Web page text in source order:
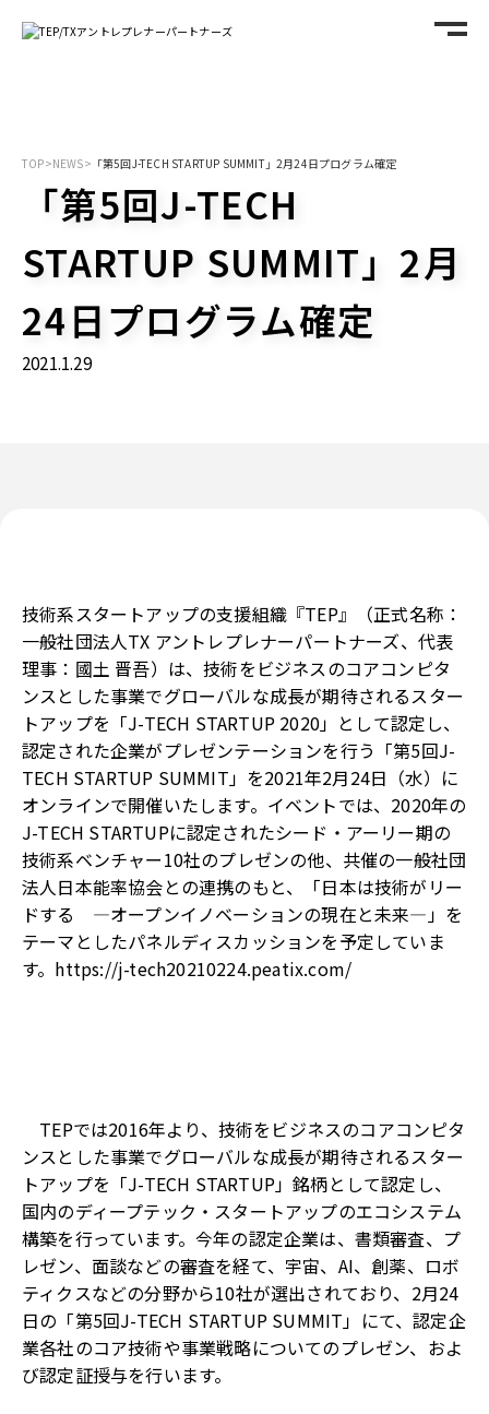
TOP>NEWS> 「第5回J-TECH STARTUP SUMMIT」2月24日プログラム確定
「第5回J-TECH
STARTUP SUMMIT」2月
24日プログラム確定
2021.1.29
技術系スタートアップの支援組織『TEP』（正式名称：
一般社団法人TX アントレプレナーパートナーズ、代表
理事：國土 晋吾）は、技術をビジネスのコアコンピタ
ンスとした事業でグローバルな成長が期待されるスター
トアップを「J-TECH STARTUP 2020」として認定し、
認定された企業がプレゼンテーションを行う「第5回J-
TECH STARTUP SUMMIT」を2021年2月24日（水）に
オンラインで開催いたします。イベントでは、2020年の
J-TECH STARTUPに認定されたシード・アーリー期の
技術系ベンチャー10社のプレゼンの他、共催の一般社団
法人日本能率協会との連携のもと、「日本は技術がリー
ドする ―オープンイノベーションの現在と未来―」を
テーマとしたパネルディスカッションを予定していま
す。 https://j-tech20210224.peatix.com/
TEPでは2016年より、技術をビジネスのコアコンピタ
ンスとした事業でグローバルな成長が期待されるスター
トアップを「J-TECH STARTUP」銘柄として認定し、
国内のディープテック・スタートアップのエコシステム
構築を行っています。今年の認定企業は、書類審査、プ
レゼン、面談などの審査を経て、宇宙、AI、創薬、ロボ
ティクスなどの分野から10社が選出されており、2月24
日の「第5回J-TECH STARTUP SUMMIT」にて、認定企
業各社のコア技術や事業戦略についてのプレゼン、およ
び認定証授与を行います。